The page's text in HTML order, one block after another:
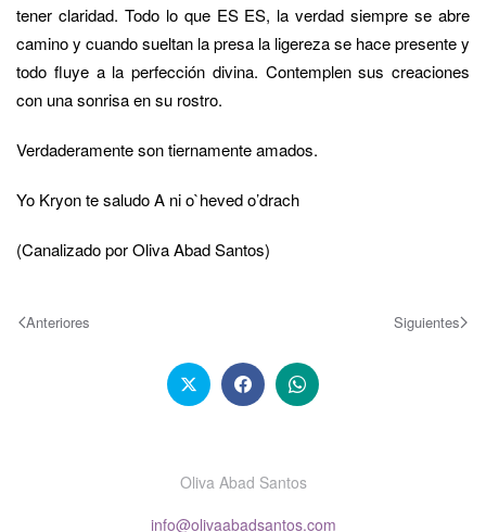
tener claridad. Todo lo que ES ES, la verdad siempre se abre
camino y cuando sueltan la presa la ligereza se hace presente y
todo fluye a la perfección divina. Contemplen sus creaciones
con una sonrisa en su rostro.
Verdaderamente son tiernamente amados.
Yo Kryon te saludo A ni o`heved o’drach
(Canalizado por Oliva Abad Santos)
Anteriores Siguientes
Oliva Abad Santos
info@olivaabadsantos.com